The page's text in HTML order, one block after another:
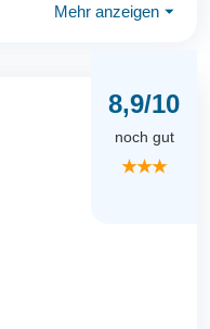
Mehr anzeigen ⏷
8,9/10
noch gut
★★★